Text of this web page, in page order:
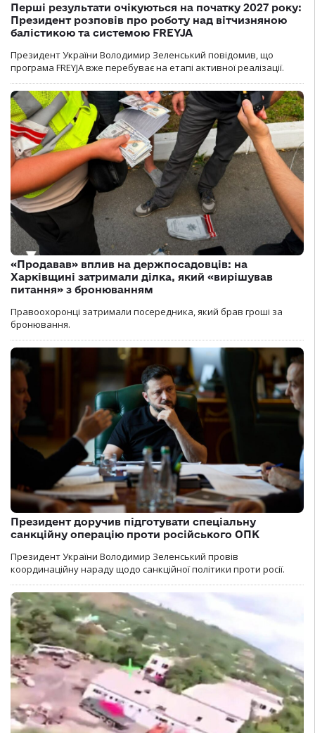
Перші результати очікуються на початку 2027 року:
Президент розповів про роботу над вітчизняною
балістикою та системою FREYJA
Президент України Володимир Зеленський повідомив, що
програма FREYJA вже перебуває на етапі активної реалізації.
«Продавав» вплив на держпосадовців: на
Харківщині затримали ділка, який «вирішував
питання» з бронюванням
Правоохоронці затримали посередника, який брав гроші за
бронювання.
Президент доручив підготувати спеціальну
санкційну операцію проти російського ОПК
Президент України Володимир Зеленський провів
координаційну нараду щодо санкційної політики проти росії.